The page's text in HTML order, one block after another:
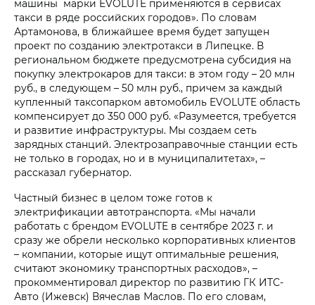
машины марки EVOLUTE применяются в сервисах
такси в ряде российских городов». По словам
Артамонова, в ближайшее время будет запущен
проект по созданию электротакси в Липецке. В
региональном бюджете предусмотрена субсидия на
покупку электрокаров для такси: в этом году – 20 млн
руб., в следующем – 50 млн руб., причем за каждый
купленный таксопарком автомобиль EVOLUTE область
компенсирует до 350 000 руб. «Разумеется, требуется
и развитие инфраструктуры. Мы создаем сеть
зарядных станций. Электрозаправочные станции есть
не только в городах, но и в муниципалитетах», –
рассказал губернатор.
Частный бизнес в целом тоже готов к
электрификации автотранспорта. «Мы начали
работать с брендом EVOLUTE в сентябре 2023 г. и
сразу же обрели несколько корпоративных клиентов
– компании, которые ищут оптимальные решения,
считают экономику транспортных расходов», –
прокомментировал директор по развитию ГК ИТС-
Авто (Ижевск) Вячеслав Маслов. По его словам,